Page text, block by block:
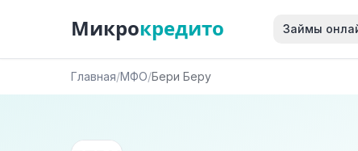
Микрокредито Займы
Главная/МФО/Бери Беру